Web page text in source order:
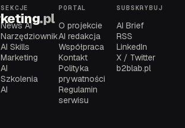
.pl
SEKCJE
News AI
Narzędziownik
AI Skills
Marketing
AI
Szkolenia
AI
PORTAL
O projekcie
AI redakcja
Współpraca
Kontakt
Polityka
prywatności
Regulamin
serwisu
SUBSKRYBUJ
AI Brief
RSS
LinkedIn
X / Twitter
b2blab.pl